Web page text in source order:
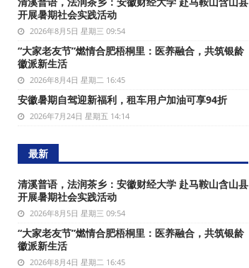
开展暑期社会实践活动
2026年8月5日 星期三 09:54
“大家老友节”燃情合肥梧桐里：医养融合，共筑银龄
徽派新生活
2026年8月4日 星期二 16:45
安徽暑期自驾迎新福利，租车用户加油可享94折
2026年7月24日 星期五 14:14
最新
清溪普语，法润茶乡：安徽财经大学 赴马鞍山含山县
开展暑期社会实践活动
2026年8月5日 星期三 09:54
“大家老友节”燃情合肥梧桐里：医养融合，共筑银龄
徽派新生活
2026年8月4日 星期二 16:45